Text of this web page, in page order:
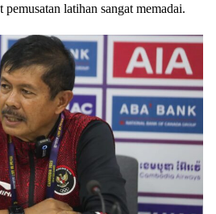
latihan sangat memadai.